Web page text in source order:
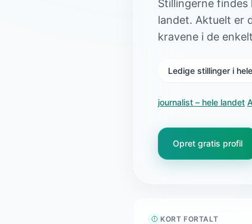
Stillingerne
landet. Aktuelt er
kravene i de
Ledige stillinger i
journalist – hele landet·
Opret gratis profil
KORT FORTALT